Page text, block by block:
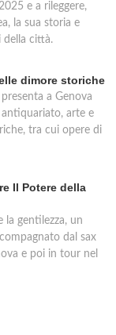
e a rileggere,
la sua storia e
della città.
dimore storiche
a Genova
arte e
tra cui opere di
Il Potere della
la gentilezza, un
dal sax
e poi in tour nel